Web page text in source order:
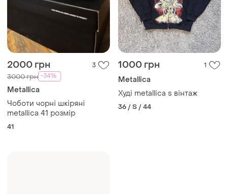
2000 грн 3
3000 грн -34%
Metallica
Чоботи чорні шкіряні
metallica 41 розмір
41
1000 грн 1
Metallica
Худі metallica s вінтаж
36 / S / 44